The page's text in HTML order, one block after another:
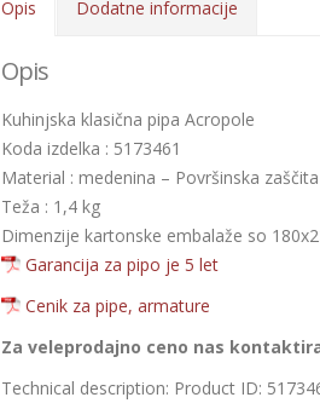
Opis Dodatne informacije
Opis
Kuhinjska klasična pipa Acropole
Koda izdelka : 5173461
Material : medenina – Površinska
Teža : 1,4 kg
Dimenzije kartonske embalaže so
Garancija za pipo je 5 let
Cenik za pipe, armature
Za veleprodajno ceno nas
Technical description: Product ID: